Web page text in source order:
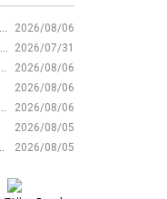
2026/08/06
2026/07/31
2026/08/06
2026/08/06
2026/08/06
2026/08/05
2026/08/05